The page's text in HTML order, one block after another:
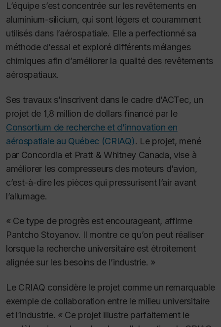
L’équipe s’est concentrée sur les revêtements en
aluminium-silicium, qui sont légers et couramment
utilisés dans l’aérospatiale. Elle a perfectionné sa
méthode d’essai et exploré différents mélanges
chimiques afin d’améliorer la qualité des revêtements
aérospatiaux.
Ses travaux s’inscrivent dans le cadre d’ACTec, un
projet de 1,8 million de dollars financé par le
Consortium de recherche et d’innovation en
aérospatiale au Québec (CRIAQ). Le projet, mené
par Concordia et Pratt & Whitney Canada, vise à
améliorer les compresseurs des moteurs d’avion,
c’est-à-dire les pièces qui pressurisent l’air avant
l’allumage.
« Ce type de progrès est encourageant, affirme
Pantcho Stoyanov. Il montre ce qu’on peut réaliser
lorsque la recherche universitaire est étroitement
alignée sur les besoins de l’industrie. »
Le CRIAQ considère le projet comme un remarquable
exemple de collaboration entre le milieu universitaire
et l’industrie. « Ce projet illustre parfaitement le